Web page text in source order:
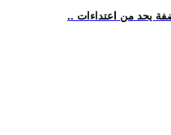
يحد من اعتداءات